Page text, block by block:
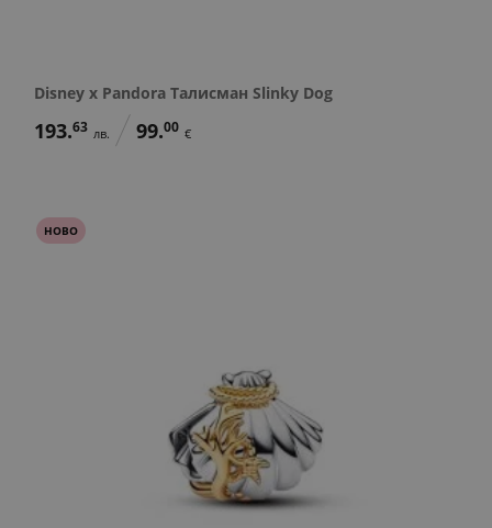
Disney x Pandora Талисман Slinky Dog
193.63 лв. 99.00 €
НОВО